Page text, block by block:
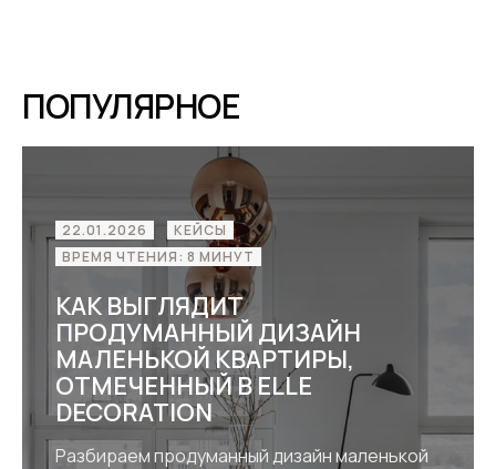
ПОПУЛЯРНОЕ
15.01.2026
ДИЗАЙН ИНТЕРЬЕРА
ВРЕМЯ ЧТЕНИЯ: 15 МИНУТ
ДИЗАЙН СПАЛЬНИ
В СОВРЕМЕННОМ СТИЛЕ
МИНИМАЛИЗМ
Как выглядит дизайн спальни в современном
стиле минимализм? Идеи для квартиры
и дома. Создаем красивые